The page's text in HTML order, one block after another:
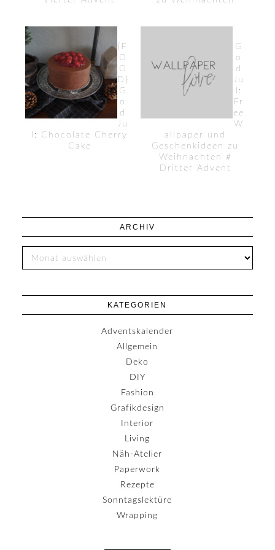
{F
O
O
D}
G
o
d
Ju
l: Chocolate Cherry
Cake
G
o
d
Ju
l:
Fr
ee
W
allpaper und
Geschenkideen zu
Weihnachten #
Dritter Advent
ARCHIV
KATEGORIEN
Adventskalender
Allgemein
Deko
DIY
Fashion
Grafikdesign
Interior
Living
Näh-Atelier
Paperwork
Rezepte
Sonntagslektüre
Wrapping